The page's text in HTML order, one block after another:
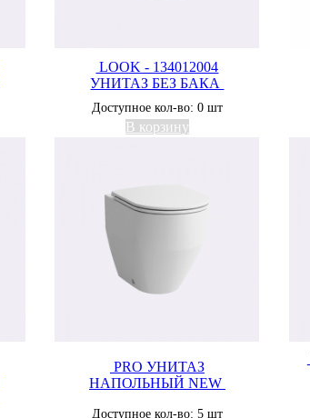
LOOK - 134012004
УНИТАЗ БЕЗ БАКА
Доступное кол-во: 0 шт
В корзину
PRO УНИТАЗ
НАПОЛЬНЫЙ NEW
Доступное кол-во: 5 шт